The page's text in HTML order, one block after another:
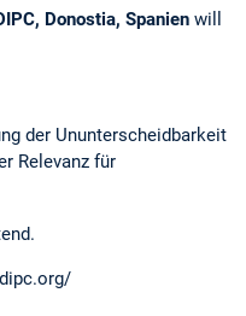
Donostia, Spanien will
der Ununterscheidbarkeit
Relevanz für